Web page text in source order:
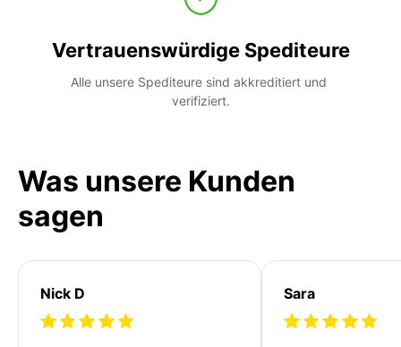
Vertrauenswürdige Spediteure
Alle unsere Spediteure sind akkreditiert und
verifiziert.
Was unsere Kunden
sagen
Nick D Sara